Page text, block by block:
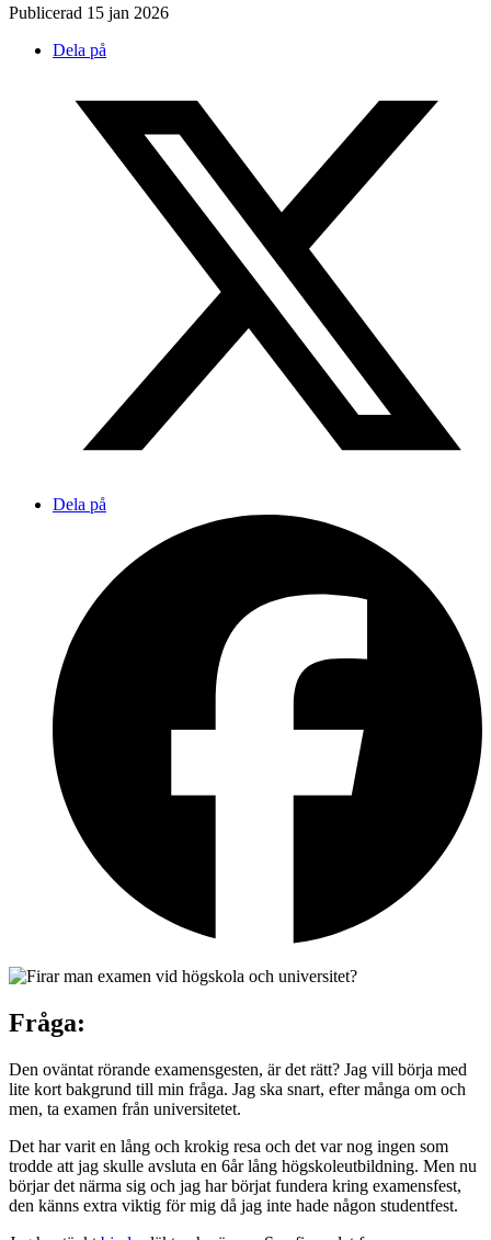
Publicerad 15 jan 2026
Dela på
Dela på
Fråga:
Den oväntat rörande examensgesten, är det rätt? Jag vill börja med
lite kort bakgrund till min fråga. Jag ska snart, efter många om och
men, ta examen från universitetet.
Det har varit en lång och krokig resa och det var nog ingen som
trodde att jag skulle avsluta en 6år lång högskoleutbildning. Men nu
börjar det närma sig och jag har börjat fundera kring examensfest,
den känns extra viktig för mig då jag inte hade någon studentfest.